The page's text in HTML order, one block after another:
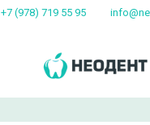
+7 (978) 719 55 95